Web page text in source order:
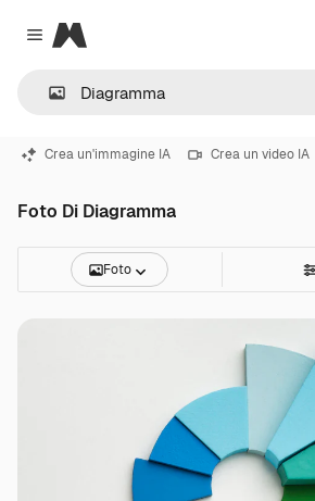
Close menu
Magnific
Crea un'immagine IA Crea un video IA
Foto Di Diagramma
Foto